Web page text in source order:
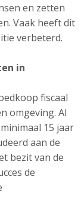
en zetten
Vaak heeft dit
verbeterd.
in
fiscaal
omgeving. Al
15 jaar
aan de
bezit van de
de